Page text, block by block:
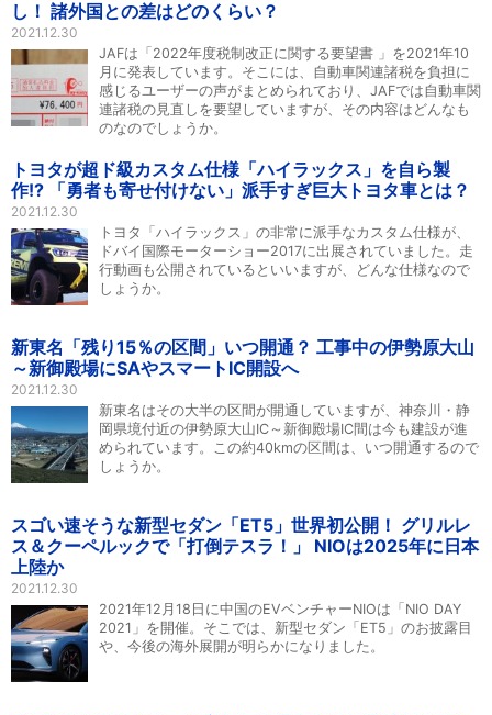
し！ 諸外国との差はどのくらい？
2021.12.30
JAFは「2022年度税制改正に関する要望書 」を2021年10
月に発表しています。そこには、自動車関連諸税を負担に
感じるユーザーの声がまとめられており、JAFでは自動車関
連諸税の見直しを要望していますが、その内容はどんなも
のなのでしょうか。
トヨタが超ド級カスタム仕様「ハイラックス」を自ら製
作!? 「勇者も寄せ付けない」派手すぎ巨大トヨタ車とは？
2021.12.30
トヨタ「ハイラックス」の非常に派手なカスタム仕様が、
ドバイ国際モーターショー2017に出展されていました。走
行動画も公開されているといいますが、どんな仕様なので
しょうか。
新東名「残り15％の区間」いつ開通？ 工事中の伊勢原大山
～新御殿場にSAやスマートIC開設へ
2021.12.30
新東名はその大半の区間が開通していますが、神奈川・静
岡県境付近の伊勢原大山IC～新御殿場IC間は今も建設が進
められています。この約40kmの区間は、いつ開通するので
しょうか。
スゴい速そうな新型セダン「ET5」世界初公開！ グリルレ
ス＆クーペルックで「打倒テスラ！」 NIOは2025年に日本
上陸か
2021.12.30
2021年12月18日に中国のEVベンチャーNIOは「NIO DAY
2021」を開催。そこでは、新型セダン「ET5」のお披露目
や、今後の海外展開が明らかになりました。